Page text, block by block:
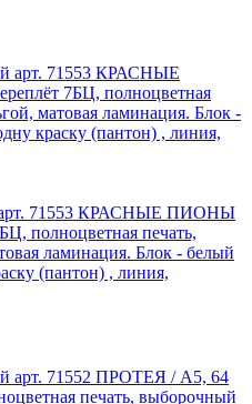
арт. 71553 КРАСНЫЕ ПИОНЫ
полноцветная печать,
ламинация. Блок - белый
(пантон) , линия,